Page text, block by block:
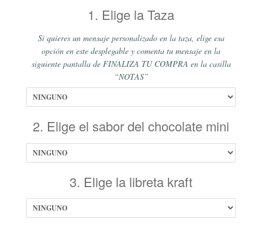
1. Elige la Taza
Si quieres un mensaje personalizado en la taza, elige esa
opción en este desplegable y comenta tu mensaje en la
siguiente pantalla de FINALIZA TU COMPRA en la casilla
“NOTAS”
2. Elige el sabor del chocolate mini
3. Elige la libreta kraft